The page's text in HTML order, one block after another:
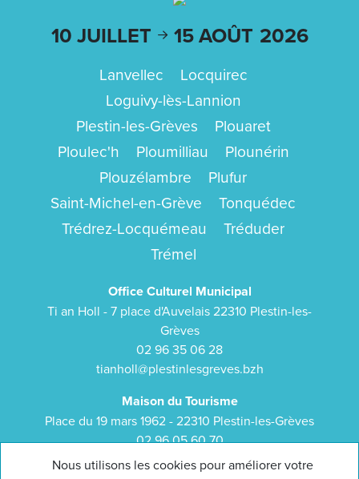
Nous utilisons les cookies pour améliorer votre
10 JUILLET 15 AOÛT 2026
Lanvellec
Locquirec
Loguivy-lès-Lannion
Plestin-les-Grèves
Plouaret
Ploulec'h
Ploumilliau
Plounérin
Plouzélambre
Plufur
Saint-Michel-en-Grève
Tonquédec
Trédrez-Locquémeau
Tréduder
Trémel
Office Culturel Municipal
Ti an Holl - 7 place d'Auvelais 22310 Plestin-les-
Grèves
02 96 35 06 28
tianholl@plestinlesgreves.bzh
Maison du Tourisme
Place du 19 mars 1962 - 22310 Plestin-les-Grèves
02 96 05 60 70
bretagne-cotedegranitrose.com